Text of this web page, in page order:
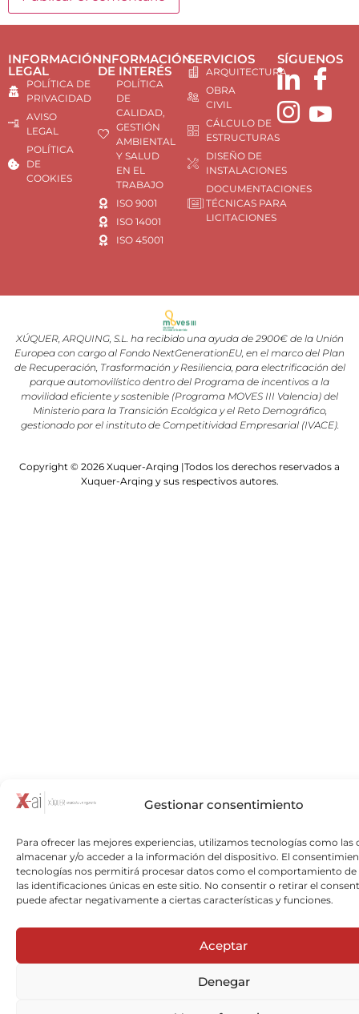
Gestionar consentimiento
Para ofrecer las mejores experiencias, utilizamos tecnologías como las
almacenar y/o acceder a la información del dispositivo. El
tecnologías nos permitirá procesar datos como el comportamiento de
las identificaciones únicas en este sitio. No consentir o retirar el
puede afectar negativamente a ciertas características y funciones.
Aceptar
Denegar
INFORMACIÓN
LEGAL
POLÍTICA DE
PRIVACIDAD
AVISO
LEGAL
POLÍTICA
DE
COOKIES
INFORMACIÓN
DE INTERÉS
POLÍTICA
DE
CALIDAD,
GESTIÓN
AMBIENTAL
Y SALUD
EN EL
TRABAJO
ISO 9001
ISO 14001
ISO 45001
SERVICIOS
ARQUITECTURA
OBRA
CIVIL
CÁLCULO DE
ESTRUCTURAS
DISEÑO DE
INSTALACIONES
DOCUMENTACIONES
TÉCNICAS PARA
LICITACIONES
SÍGUENOS
XÚQUER, ARQUING, S.L. ha recibido una ayuda de 2900€ de la Unión
Europea con cargo al Fondo NextGenerationEU, en el marco del Plan
de Recuperación, Trasformación y Resiliencia, para electrificación del
parque automovilístico dentro del Programa de incentivos a la
movilidad eficiente y sostenible (Programa MOVES III Valencia) del
Ministerio para la Transición Ecológica y el Reto Demográfico,
gestionado por el instituto de Competitividad Empresarial (IVACE).
Copyright © 2026 Xuquer-Arqing |Todos los derechos reservados a
Xuquer-Arqing y sus respectivos autores.